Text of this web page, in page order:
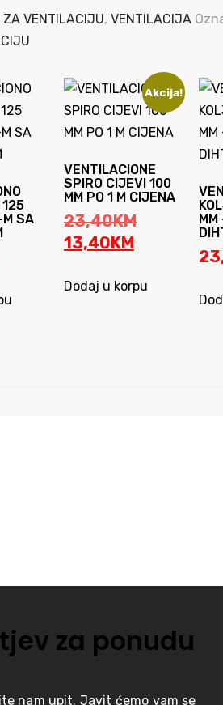
ZA VENTILACIJU, VENTILACIJA
125
SA
Akcija!
VENTILACIONE
SPIRO CIJEVI 100
MM PO 1 M CIJENA
23,40KMOriginal
23,40KM.
13,40KMCurrent
is:
13,40KM.
Dodaj u korpu
za ponudu
nam upit. Javit ćemo vam se